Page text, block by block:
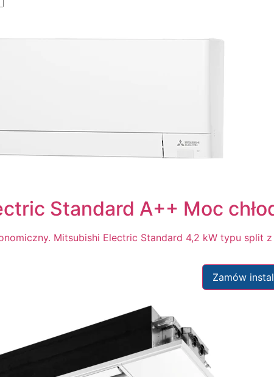
Standard A++ Moc
Mitsubishi Electric Standard 4,2 kW typu split
Zamów